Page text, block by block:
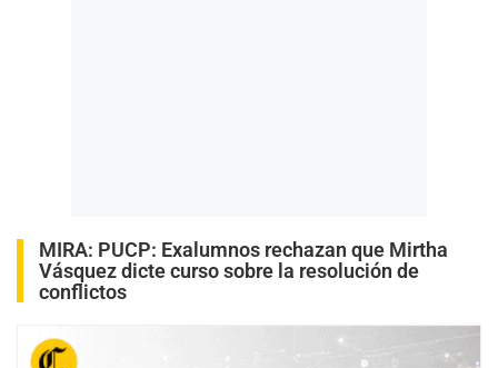
MIRA: PUCP: Exalumnos rechazan que Mirtha
Vásquez dicte curso sobre la resolución de
conflictos